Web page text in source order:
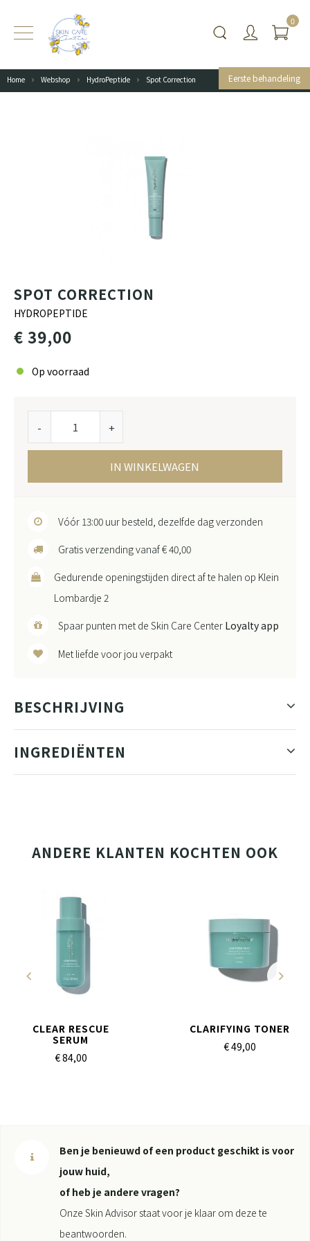
Eerste behandeling
0
Home Webshop HydroPeptide Spot Correction
SPOT CORRECTION
HYDROPEPTIDE
€ 39,00
Op voorraad
- +
IN WINKELWAGEN
Vóór 13:00 uur besteld, dezelfde dag verzonden
Gratis verzending vanaf € 40,00
Gedurende openingstijden direct af te halen op Klein
Lombardje 2
Spaar punten met de Skin Care Center Loyalty app
Met liefde voor jou verpakt
BESCHRIJVING
INGREDIËNTEN
ANDERE KLANTEN KOCHTEN OOK
CLEAR RESCUE
SERUM
€ 84,00
CLARIFYING TONER
€ 49,00
Ben je benieuwd of een product geschikt is voor
jouw huid,
of heb je andere vragen?
Onze Skin Advisor staat voor je klaar om deze te
beantwoorden.